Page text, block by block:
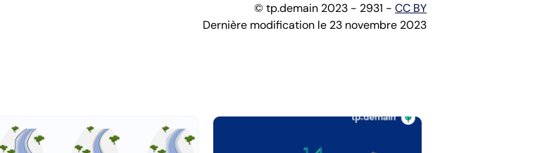
© tp.demain 2023 - 2931 - CC BY
Dernière modification le 23 novembre 2023